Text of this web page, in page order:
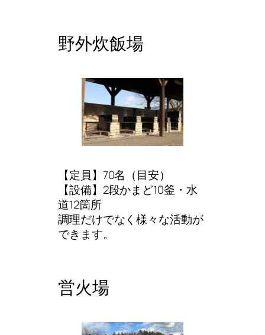
野外炊飯場
【定員】70名（目安）
【設備】2段かまど10釜・水
道12箇所
調理だけでなく様々な活動が
できます。
営火場